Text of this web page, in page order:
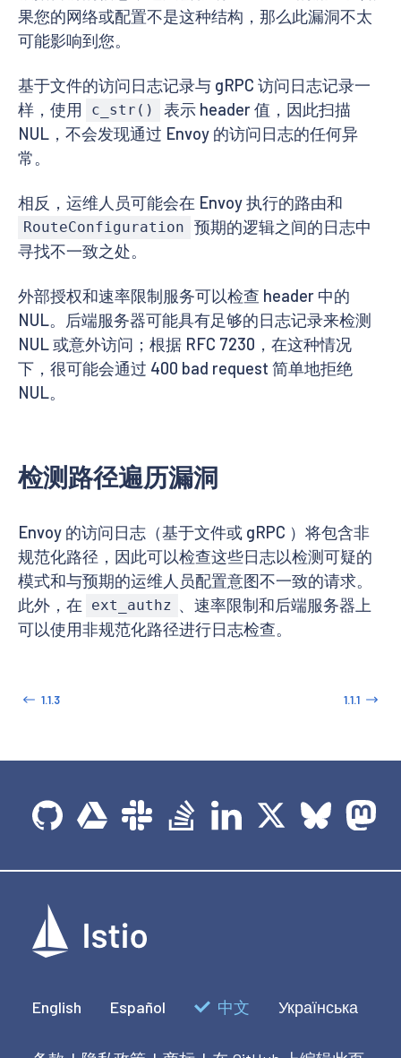
果您的网络或配置不是这种结构，那么此漏洞不太
可能影响到您。
基于文件的访问日志记录与 gRPC 访问日志记录一
样，使用
c_str()
表示 header 值，因此扫描
NUL，不会发现通过 Envoy 的访问日志的任何异
常。
相反，运维人员可能会在 Envoy 执行的路由和
RouteConfiguration
预期的逻辑之间的日志中
寻找不一致之处。
外部授权和速率限制服务可以检查 header 中的
NUL。后端服务器可能具有足够的日志记录来检测
NUL 或意外访问；根据 RFC 7230，在这种情况
下，很可能会通过 400 bad request 简单地拒绝
NUL。
检测路径遍历漏洞
Envoy 的访问日志（基于文件或 gRPC ）将包含非
规范化路径，因此可以检查这些日志以检测可疑的
模式和与预期的运维人员配置意图不一致的请求。
此外，在
ext_authz 、速率限制和后端服务器上
可以使用非规范化路径进行日志检查。
1.1.3 1.1.1
English Español 中文 Українська